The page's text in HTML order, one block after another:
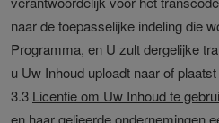
naar de toepasselijke indeling die
Programma, en U zult dergelijke
u Uw Inhoud uploadt naar of
3.3 Licentie om Uw Inhoud te
en haar gelieerde ondernemingen